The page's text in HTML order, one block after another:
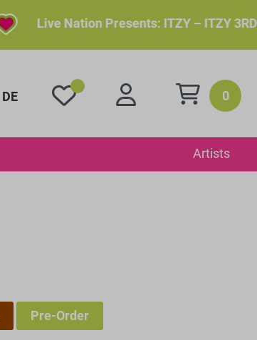
Live Nation Presents: ITZY – ITZY 3RD
DE 0
Artists
Pre-Order